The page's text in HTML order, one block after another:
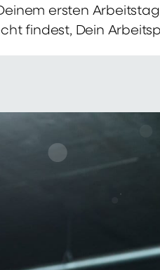
ersten
findest, Dein